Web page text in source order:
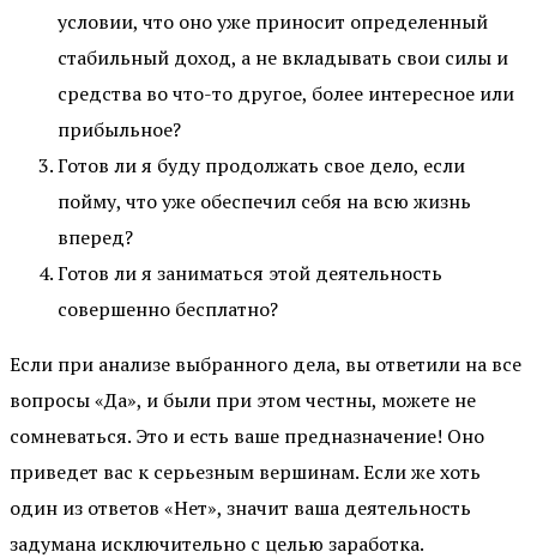
условии, что оно уже приносит определенный
стабильный доход, а не вкладывать свои силы и
средства во что-то другое, более интересное или
прибыльное?
Готов ли я буду продолжать свое дело, если
пойму, что уже обеспечил себя на всю жизнь
вперед?
Готов ли я заниматься этой деятельность
совершенно бесплатно?
Если при анализе выбранного дела, вы ответили на все
вопросы «Да», и были при этом честны, можете не
сомневаться. Это и есть ваше предназначение! Оно
приведет вас к серьезным вершинам. Если же хоть
один из ответов «Нет», значит ваша деятельность
задумана исключительно с целью заработка.